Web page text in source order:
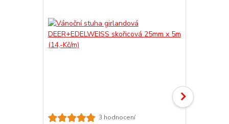
3 hodnocení